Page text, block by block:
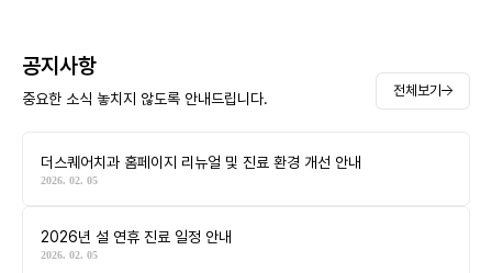
공지사항
중요한 소식 놓치지 않도록 안내드립니다. 전체보기
더스퀘어치과 홈페이지 리뉴얼 및 진료 환경 개선 안내
2026. 02. 05
2026년 설 연휴 진료 일정 안내
2026. 02. 05